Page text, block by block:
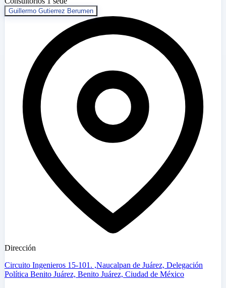
Guillermo Gutierrez Berumen
Dirección
Circuito Ingenieros 15-101. ,Naucalpan de Juárez, Delegación
Política Benito Juárez, Benito Juárez, Ciudad de México